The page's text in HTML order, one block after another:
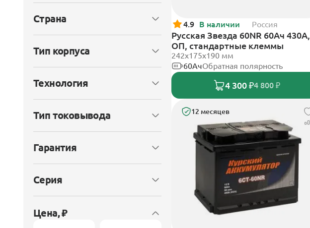
Страна
Тип корпуса
Технология
Тип токовывода
Гарантия
Серия
Цена, ₽
4.9 В наличии Россия
Русская Звезда 60NR 60Ач 430А,
ОП, стандартные клеммы
242x175x190 мм
60АчОбратная полярность
4 300 ₽4 800 ₽
12 месяцев